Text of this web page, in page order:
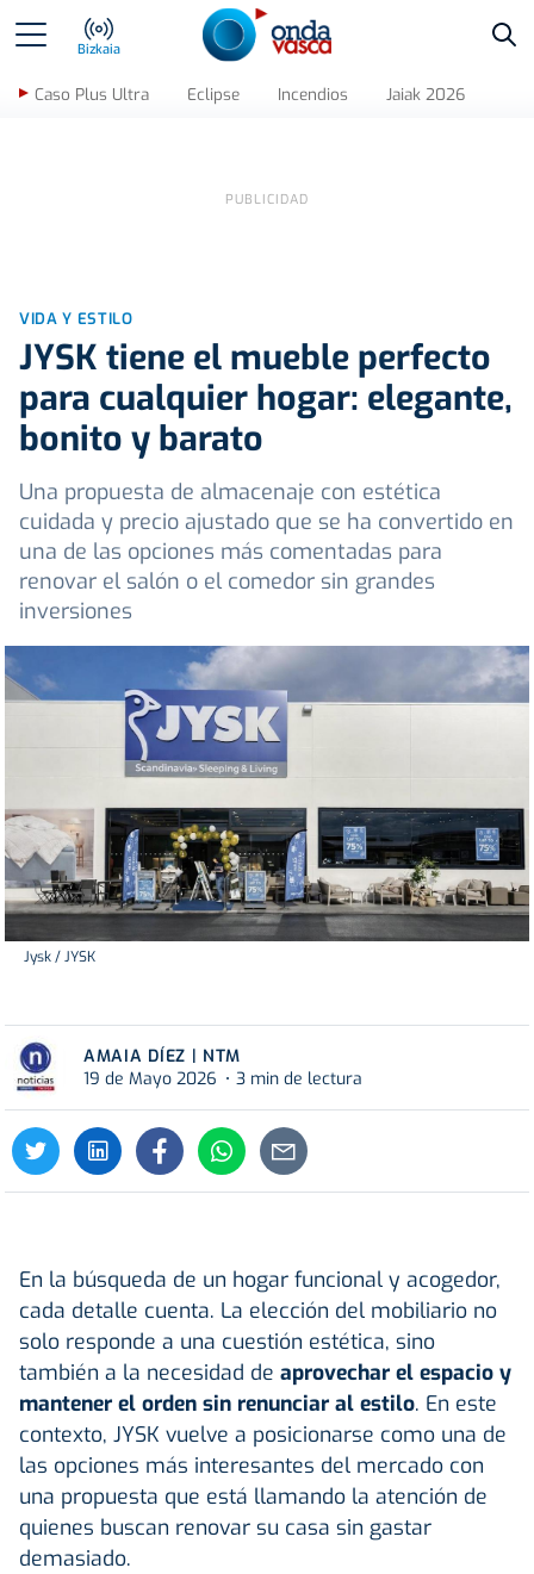
Bizkaia
Caso Plus Ultra Eclipse Incendios Jaiak 2026
VIDA Y ESTILO
JYSK tiene el mueble perfecto
para cualquier hogar: elegante,
bonito y barato
Una propuesta de almacenaje con estética
cuidada y precio ajustado que se ha convertido en
una de las opciones más comentadas para
renovar el salón o el comedor sin grandes
inversiones
Jysk / JYSK
AMAIA DÍEZ | NTM
19 de Mayo 2026
3 min de lectura
En la búsqueda de un hogar funcional y acogedor,
cada detalle cuenta. La elección del mobiliario no
solo responde a una cuestión estética, sino
también a la necesidad de aprovechar el espacio y
mantener el orden sin renunciar al estilo. En este
contexto, JYSK vuelve a posicionarse como una de
las opciones más interesantes del mercado con
una propuesta que está llamando la atención de
quienes buscan renovar su casa sin gastar
demasiado.